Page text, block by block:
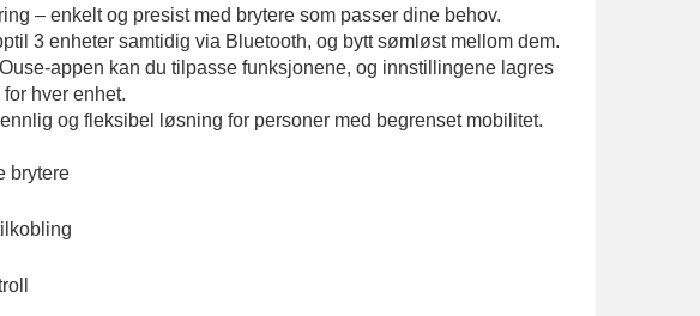
– enkelt og presist med brytere som passer dine behov.
3 enheter samtidig via Bluetooth, og bytt sømløst mellom dem.
‑appen kan du tilpasse funksjonene, og innstillingene lagres
hver enhet.
og fleksibel løsning for personer med begrenset mobilitet.
brytere